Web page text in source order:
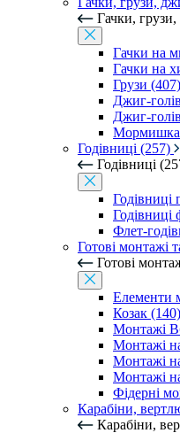
Гачки,
Гачки на
Гачки на
Грузи (407)
Джиг-
Джиг-
Мормишка
Годівниці (257)
Годівниці
Годівниці
Годівниці
Флет-
Готові монтажі
Готові
Елементи
Козак (140)
Монтажі
Монтажі
Монтажі
Монтажі
Фідерні
Карабіни,
Карабіни,